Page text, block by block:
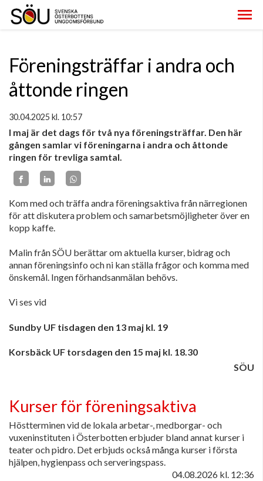
Föreningsträffar i andra och
åttonde ringen
30.04.2025 kl. 10:57
I maj är det dags för två nya föreningsträffar. Den här
gången samlar vi föreningarna i andra och åttonde
ringen för trevliga samtal.
Kom med och träffa andra föreningsaktiva från närregionen
för att diskutera problem och samarbetsmöjligheter över en
kopp kaffe.
Malin från SÖU berättar om aktuella kurser, bidrag och
annan föreningsinfo och ni kan ställa frågor och komma med
önskemål. Ingen förhandsanmälan behövs.
Vi ses vid
Sundby UF tisdagen den 13 maj kl. 19
Korsbäck UF torsdagen den 15 maj kl. 18.30
SÖU
Kurser för föreningsaktiva
Höstterminen vid de lokala arbetar-, medborgar- och
vuxeninstituten i Österbotten erbjuder bland annat kurser i
teater och pidro. Det erbjuds också många kurser i första
hjälpen, hygienpass och serveringspass.
04.08.2026 kl. 12:36